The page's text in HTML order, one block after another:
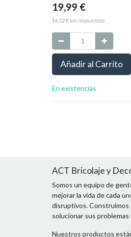
19,99 €
16,52€ sin impuestos
Añadir al Carrito
En existencias
ACT Bricolaje y
Somos un equipo de
mejorar la vida de cada
disruptivos. Construimos
solucionar sus
Nuestros productos